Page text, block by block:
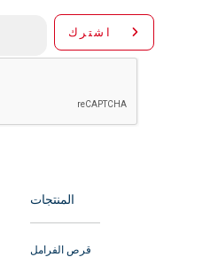
المنتجات
قرص الفرامل